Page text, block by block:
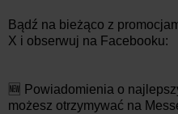
Bądź na bieżąco z
X i obserwuj na Facebooku:
🆕 Powiadomienia o
możesz otrzymywać na